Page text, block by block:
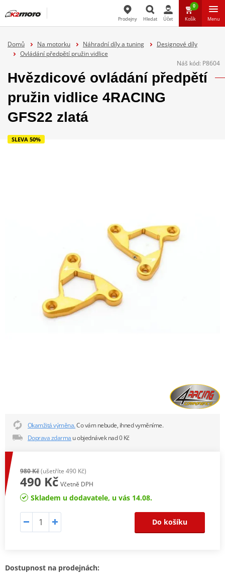
Hledat
Prodejny Hledat Účet
0
Košík Menu
Domů Na motorku Náhradní díly a tuning
Designové díly
Ovládání předpětí pružin vidlice
Náš kód: P8604
Hvězdicové ovládání předpětí
pružin vidlice 4RACING
GFS22 zlatá
SLEVA 50%
Okamžitá výměna.Co vám nebude, ihned vyměníme.
Doprava zdarma u objednávek nad 0 Kč
980 Kč(ušetříte 490 Kč)
490 Kč Včetně DPH
Skladem u dodavatele, u vás 14.08.
Do košíku
Dostupnost na prodejnách: